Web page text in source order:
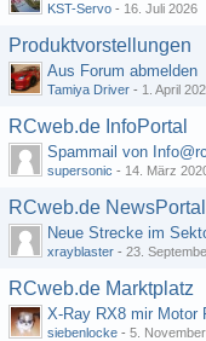
KST-Servo - 16. Juli 2026
Produktvorstellungen
Aus Forum abmelden
Tamiya Driver - 1. April
RCweb.de InfoPortal
Spammail von
supersonic - 14. März
RCweb.de NewsPortal
Neue Strecke im
xrayblaster - 23.
RCweb.de Marktplatz
X-Ray RX8 mir Motor
siebenlocke - 5.